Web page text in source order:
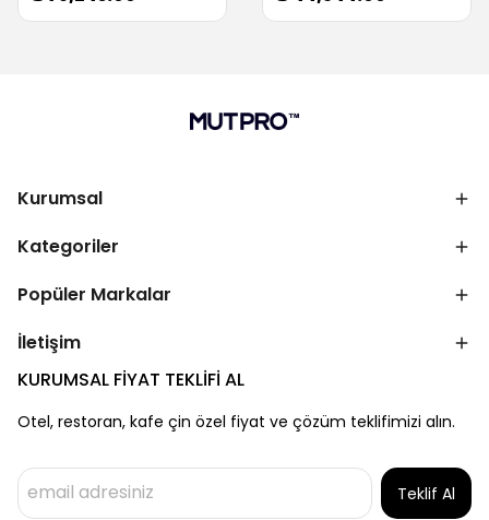
Kurumsal
Kategoriler
Popüler Markalar
İletişim
KURUMSAL FİYAT TEKLİFİ AL
Otel, restoran, kafe çin özel fiyat ve çözüm teklifimizi alın.
Teklif Al